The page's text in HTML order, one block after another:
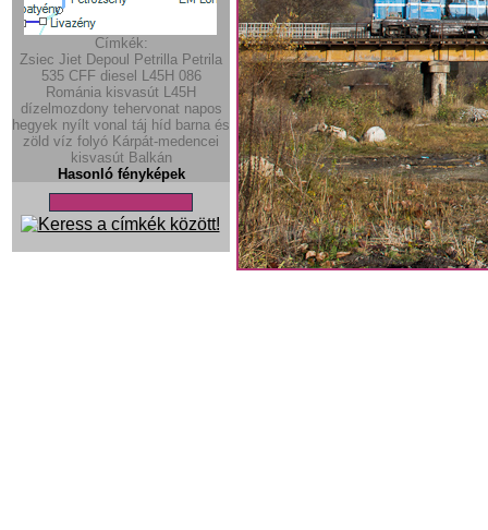
Címkék:
Zsiec Jiet Depoul Petrilla Petrila
535 CFF diesel L45H 086
Románia kisvasút L45H
dízelmozdony tehervonat napos
hegyek nyílt vonal táj híd barna és
zöld víz folyó Kárpát-medencei
kisvasút Balkán
Hasonló fényképek